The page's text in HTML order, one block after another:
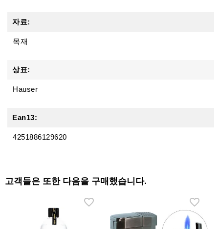
자료:
목재
상표:
Hauser
Ean13:
4251886129620
고객들은 또한 다음을 구매했습니다.